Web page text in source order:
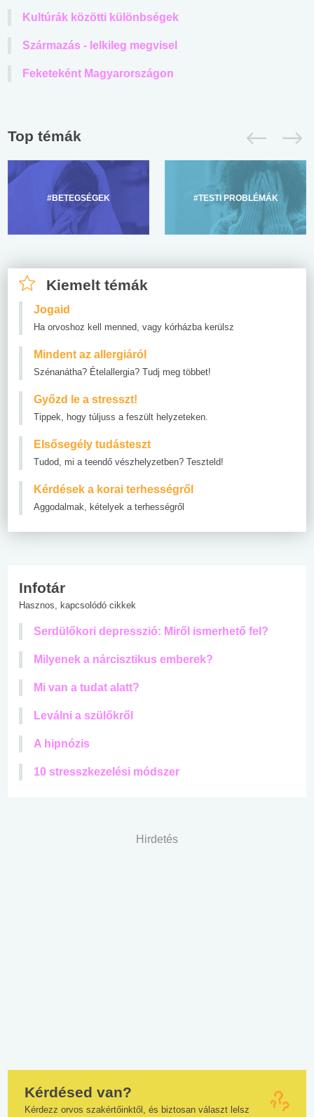
Kultúrák közötti különbségek
Származás - lelkileg megvisel
Feketeként Magyarországon
Top témák
#BETEGSÉGEK #TESTI PROBLÉMÁK
Kiemelt témák
Jogaid
Ha orvoshoz kell menned, vagy kórházba kerülsz
Mindent az allergiáról
Szénanátha? Ételallergia? Tudj meg többet!
Győzd le a stresszt!
Tippek, hogy túljuss a feszült helyzeteken.
Elsősegély tudásteszt
Tudod, mi a teendő vészhelyzetben? Teszteld!
Kérdések a korai terhességről
Aggodalmak, kételyek a terhességről
Infotár
Hasznos, kapcsolódó cikkek
Serdülőkori depresszió: Miről ismerhető fel?
Milyenek a nárcisztikus emberek?
Mi van a tudat alatt?
Leválni a szülőkről
A hipnózis
10 stresszkezelési módszer
Hirdetés
Kérdésed van?
Kérdezz orvos szakértőinktől, és biztosan választ lelsz